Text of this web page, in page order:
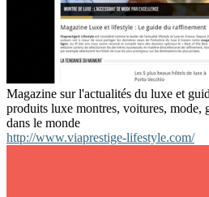
Magazine sur l'actualités du luxe et
produits luxe montres, voitures, mode,
dans le monde
http://www.viaprestige-lifestyle.com/